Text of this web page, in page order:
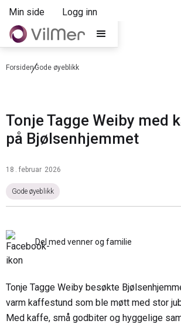
Min side Logg inn
ForsidenGode øyeblikk
Tonje Tagge Weiby med
på Bjølsenhjemmet
18 . februar 2026
Gode øyeblikk
Del med venner og familie
Tonje Tagge Weiby besøkte
varm kaffestund som ble møtt med stor
Med kaffe, små godbiter og hyggelige